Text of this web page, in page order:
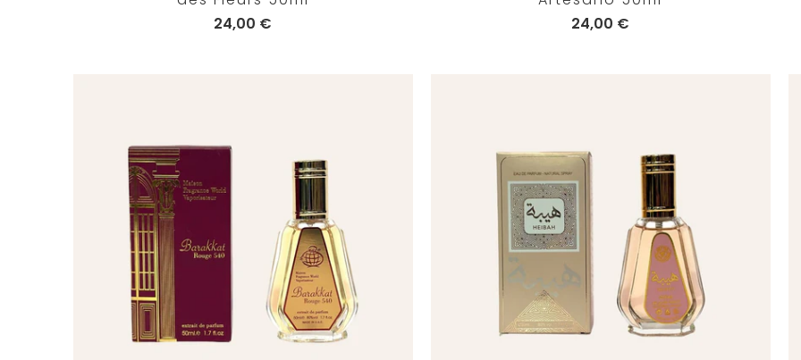
24,00 €
24,00 €